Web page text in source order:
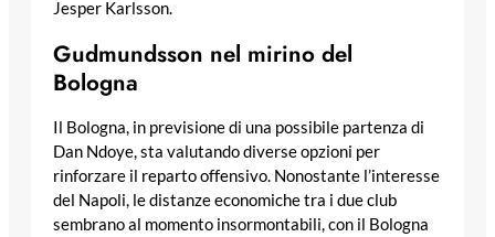
Jesper Karlsson.
Gudmundsson nel mirino del
Bologna
Il Bologna, in previsione di una possibile partenza di
Dan Ndoye, sta valutando diverse opzioni per
rinforzare il reparto offensivo. Nonostante l’interesse
del Napoli, le distanze economiche tra i due club
sembrano al momento insormontabili, con il Bologna